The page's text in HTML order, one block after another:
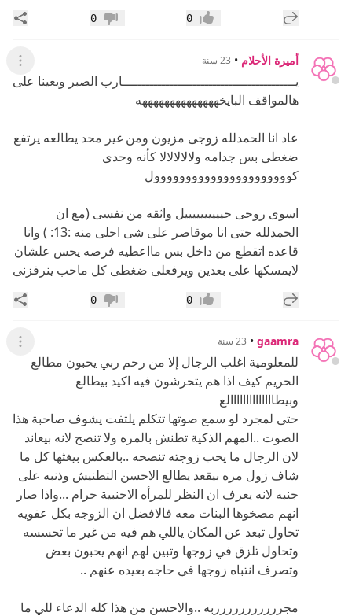
إضافة رد جديد إعجاب0 عدم إعجاب
0
أميرة الأحلام • 23 سنة عرض
يــــــــــــــــــــــــــــــــــــــــــــارب الصبر ويعينا على
هالمواقف البايخههههههههههههههه
عاد انا الحمدلله زوجى مزيون ومن غير محد يطالعه يرتفع
ضغطى بس جدامه ولالالالالا كأنه وحدى
كوووووووووووووووووووووول
اسوى روحى حييييييييييل واثقه من نفسى (مع ان
الحمدلله حتى انا موقاصر على شى احلى منه :13: ) وانا
قاعده اتقطع من داخل بس مااعطيه فرصه يحس علشان
لايمسكها على بعدين ويرفعلى ضغطى كل ماحب ينرفزنى
إضافة رد جديد إعجاب0 عدم إعجاب
0
gaamra
• 23 سنة عرض
للمعلومية اغلب الرجال إلا من رحم ربي يحبون مطالع
الحريم كيف اذا هم يتحرشون فيه اكيد بيطالع
وبيطاااااااااااااالع
حتى لمجرد لو سمع صوتها تتكلم يلتفت يشوف صاحبة هذا
الصوت ..المهم الذكية تطنش بالمره ولا تنصح لانه بيعاند
لان الرجال ما يحب زوجته تنصحه ..بالعكس بيغثها كل ما
شاف زول مره بيقعد يطالع الاحسن التطنيش وذنبه على
جنبه لانه يعرف ان النظر للمرأه الاجنبية حرام ...واذا صار
انهم مصخوها البنات معه فالافضل ان الزوجه بكل عفويه
تحاول تبعد عن المكان ياللي هم فيه من غير ما تحسسه
وتحاول تلزق في زوجها وتبين لهم انهم يحبون بعض
وتصرف انتباه زوجها في حاجه بعيده عنهم ..
مجررررررررررربه ..والاحسن من هذا كله الدعاء للي ما